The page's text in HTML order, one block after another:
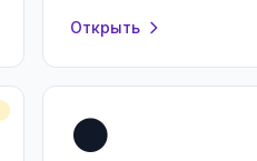
браузере.
Открыть
⚫